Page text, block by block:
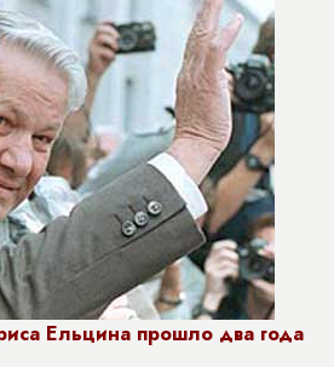
Ельцина прошло два года